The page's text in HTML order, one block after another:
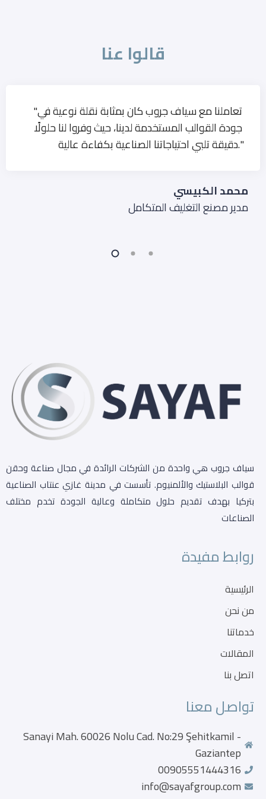
قالوا عنا
"تعاملنا مع سياف جروب كان بمثابة نقلة نوعية في
جودة القوالب المستخدمة لدينا، حيث وفروا لنا حلولًا
دقيقة تلبي احتياجاتنا الصناعية بكفاءة عالية."
محمد الكبيسي
مدير مصنع التغليف المتكامل
سياف جروب هي واحدة من الشركات الرائدة في مجال صناعة وحقن
قوالب البلاستيك والألمنيوم. تأسست في مدينة غازي عنتاب الصناعية
بتركيا بهدف تقديم حلول متكاملة وعالية الجودة تخدم مختلف
الصناعات
روابط مفيدة
الرئيسية
من نحن
خدماتنا
المقالات
اتصل بنا
تواصل معنا
Sanayi Mah. 60026 Nolu Cad. No:29 Şehitkamil -
Gaziantep
00905551444316
info@sayafgroup.com